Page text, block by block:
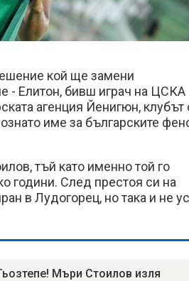
кой ще замени
- Елитон, бивш играч на ЦСКА
агенция Йенигюн, клубът
име за българските
тъй като именно той го
години. След престоя си на
в Лудогорец, но така и не
Мъри Стоилов изля